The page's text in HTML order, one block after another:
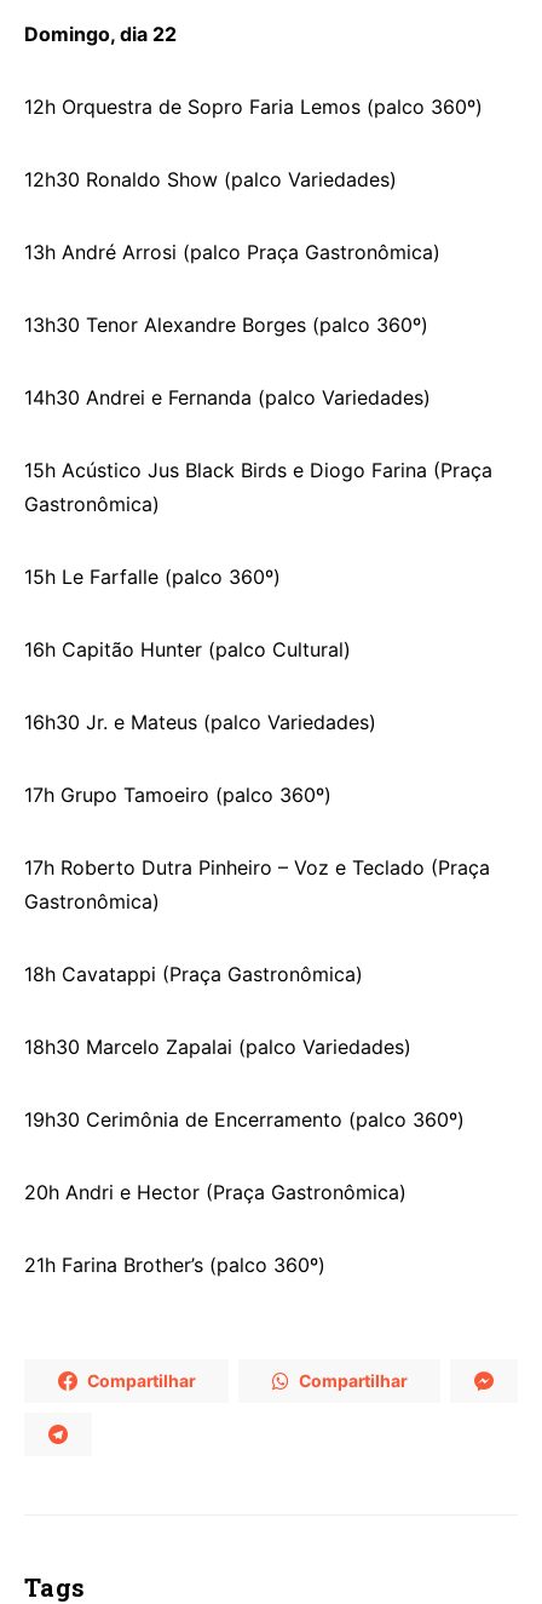
Domingo, dia 22
12h Orquestra de Sopro Faria Lemos (palco 360º)
12h30 Ronaldo Show (palco Variedades)
13h André Arrosi (palco Praça Gastronômica)
13h30 Tenor Alexandre Borges (palco 360º)
14h30 Andrei e Fernanda (palco Variedades)
15h Acústico Jus Black Birds e Diogo Farina (Praça
Gastronômica)
15h Le Farfalle (palco 360º)
16h Capitão Hunter (palco Cultural)
16h30 Jr. e Mateus (palco Variedades)
17h Grupo Tamoeiro (palco 360º)
17h Roberto Dutra Pinheiro – Voz e Teclado (Praça
Gastronômica)
18h Cavatappi (Praça Gastronômica)
18h30 Marcelo Zapalai (palco Variedades)
19h30 Cerimônia de Encerramento (palco 360º)
20h Andri e Hector (Praça Gastronômica)
21h Farina Brother’s (palco 360º)
Compartilhar Compartilhar
Tags